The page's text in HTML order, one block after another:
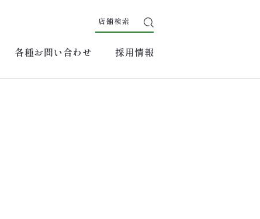
店舗検索
各種お問い合わせ 採用情報